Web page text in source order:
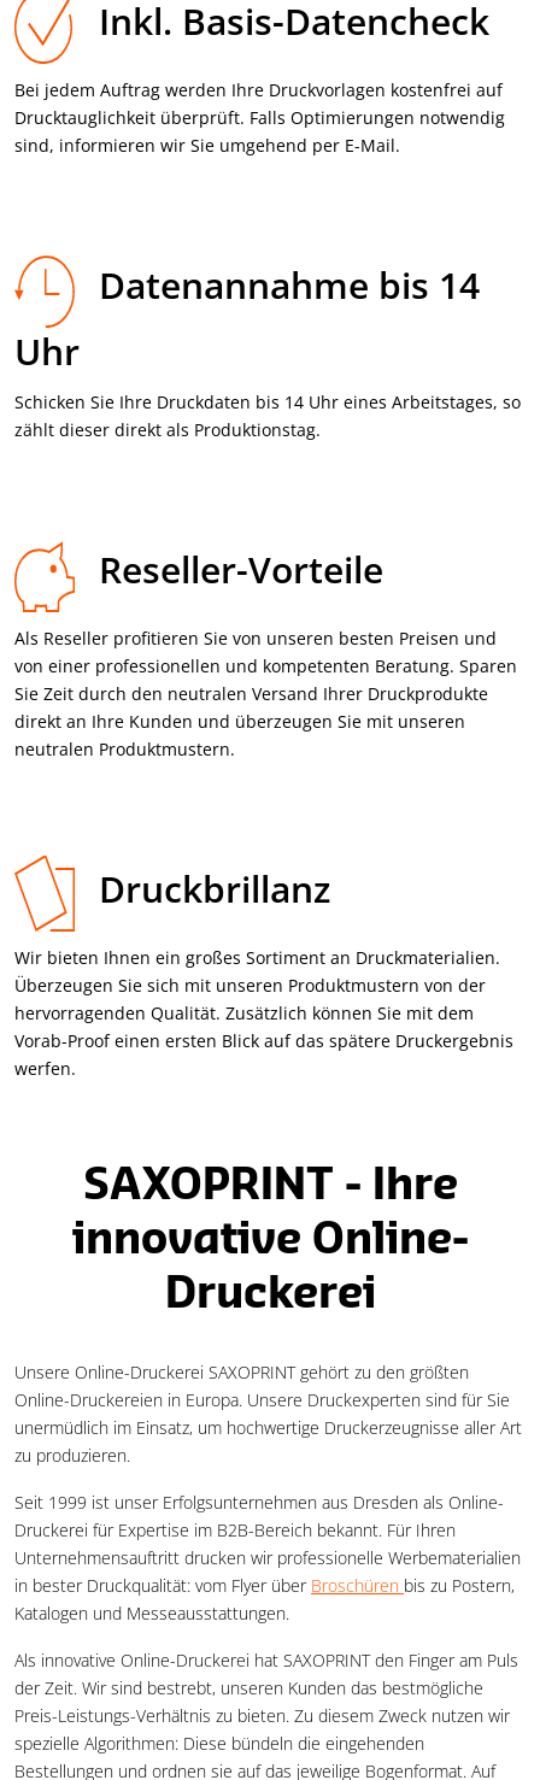
Inkl. Basis-Datencheck
Bei jedem Auftrag werden Ihre Druck­vorlagen kostenfrei auf
Druck­tauglichkeit überprüft. Falls Optimierungen notwendig
sind, informieren wir Sie umgehend per E-Mail.
Datenannahme bis 14
Uhr
Schicken Sie Ihre Druck­daten bis 14 Uhr eines Arbeits­tages, so
zählt dieser direkt als Produktions­tag.
Reseller-Vorteile
Als Reseller profitieren Sie von unseren besten Preisen und
von einer professionellen und kompetenten Beratung. Sparen
Sie Zeit durch den neutralen Versand Ihrer Druckprodukte
direkt an Ihre Kunden und überzeugen Sie mit unseren
neutralen Produktmustern.
Druckbrillanz
Wir bieten Ihnen ein großes Sortiment an Druck­materialien.
Über­zeugen Sie sich mit unseren Produkt­mustern von der
hervorragenden Qualität. Zusätzlich können Sie mit dem
Vorab-Proof einen ersten Blick auf das spätere Druck­ergebnis
werfen.
SAXOPRINT - Ihre
innovative Online-
Druckerei
Unsere Online-Druckerei SAXOPRINT gehört zu den größten
Online-Druckereien in Europa. Unsere Druckexperten sind für Sie
unermüdlich im Einsatz, um hochwertige Druckerzeugnisse aller Art
zu produzieren.
Seit 1999 ist unser Erfolgsunternehmen aus Dresden als Online-
Druckerei für Expertise im B2B-Bereich bekannt. Für Ihren
Unternehmensauftritt drucken wir professionelle Werbematerialien
in bester Druckqualität: vom Flyer über Broschüren bis zu Postern,
Katalogen und Messeausstattungen.
Als innovative Online-Druckerei hat SAXOPRINT den Finger am Puls
der Zeit. Wir sind bestrebt, unseren Kunden das bestmögliche
Preis-Leistungs-Verhältnis zu bieten. Zu diesem Zweck nutzen wir
spezielle Algorithmen: Diese bündeln die eingehenden
Bestellungen und ordnen sie auf das jeweilige Bogenformat. Auf